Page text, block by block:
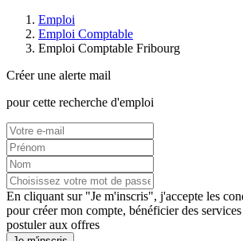
Emploi
Emploi Comptable
Emploi Comptable Fribourg
Créer une alerte mail
pour cette recherche d'emploi
En cliquant sur "Je m'inscris", j'accepte les
pour créer mon compte, bénéficier des
postuler aux offres